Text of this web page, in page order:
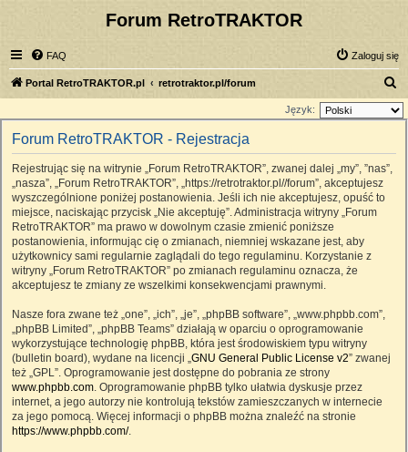
Forum RetroTRAKTOR
FAQ Zaloguj się
Portal RetroTRAKTOR.pl retrotraktor.pl/forum
z
Język:
Forum RetroTRAKTOR - Rejestracja
Rejestrując się na witrynie „Forum RetroTRAKTOR”, zwanej dalej „my”, ”nas”,
„nasza”, „Forum RetroTRAKTOR”, „https://retrotraktor.pl//forum”, akceptujesz
wyszczególnione poniżej postanowienia. Jeśli ich nie akceptujesz, opuść to
miejsce, naciskając przycisk „Nie akceptuję”. Administracja witryny „Forum
RetroTRAKTOR” ma prawo w dowolnym czasie zmienić poniższe
postanowienia, informując cię o zmianach, niemniej wskazane jest, aby
użytkownicy sami regularnie zaglądali do tego regulaminu. Korzystanie z
witryny „Forum RetroTRAKTOR” po zmianach regulaminu oznacza, że
akceptujesz te zmiany ze wszelkimi konsekwencjami prawnymi.
Nasze fora zwane też „one”, „ich”, „je”, „phpBB software”, „www.phpbb.com”,
„phpBB Limited”, „phpBB Teams” działają w oparciu o oprogramowanie
wykorzystujące technologię phpBB, która jest środowiskiem typu witryny
(bulletin board), wydane na licencji „GNU General Public License v2” zwanej
też „GPL”. Oprogramowanie jest dostępne do pobrania ze strony
www.phpbb.com. Oprogramowanie phpBB tylko ułatwia dyskusje przez
internet, a jego autorzy nie kontrolują tekstów zamieszczanych w internecie
za jego pomocą. Więcej informacji o phpBB można znaleźć na stronie
https://www.phpbb.com/.